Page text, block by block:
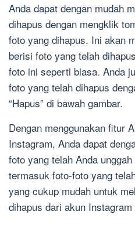
Anda dapat dengan mudah
dihapus dengan mengklik
foto yang dihapus. Ini akan
berisi foto yang telah
foto ini seperti biasa. Anda
foto yang telah dihapus
“Hapus” di bawah gambar.
Dengan menggunakan fitur
Instagram, Anda dapat
foto yang telah Anda
termasuk foto-foto yang
yang cukup mudah untuk
dihapus dari akun Instagram